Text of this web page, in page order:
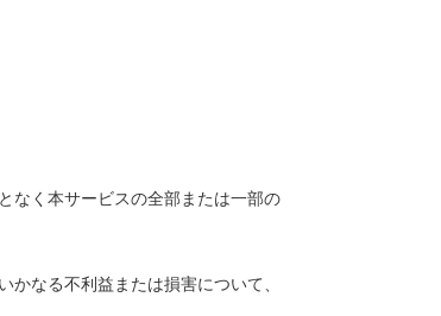
なく本サービスの全部または一部の
なる不利益または損害について、